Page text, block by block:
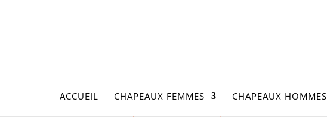
ACCUEIL CHAPEAUX FEMMES CHAPEAUX HOMMES